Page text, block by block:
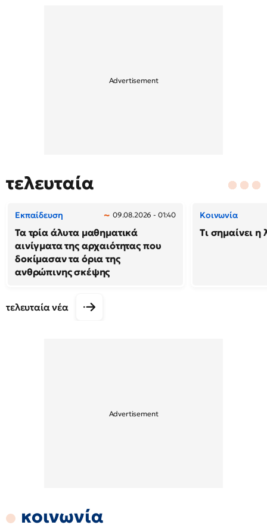
τελευταία
Εκπαίδευση 09.08.2026 - 01:40
Τα τρία άλυτα μαθηματικά
αινίγματα της αρχαιότητας που
δοκίμασαν τα όρια της
ανθρώπινης σκέψης
Κοινωνία
Τι σημαίνει η
τελευταία νέα
κοινωνία